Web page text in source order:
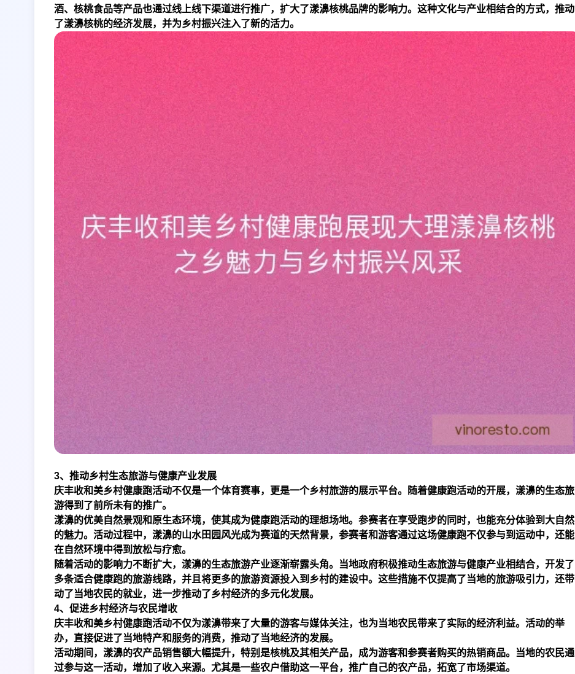
酒、核桃食品等产品也通过线上线下渠道进行推广，扩大了漾濞核桃品牌的影响力。这种文化与产业相结合的方式，推动
了漾濞核桃的经济发展，并为乡村振兴注入了新的活力。
3、推动乡村生态旅游与健康产业发展
庆丰收和美乡村健康跑活动不仅是一个体育赛事，更是一个乡村旅游的展示平台。随着健康跑活动的开展，漾濞的生态旅
游得到了前所未有的推广。
漾濞的优美自然景观和原生态环境，使其成为健康跑活动的理想场地。参赛者在享受跑步的同时，也能充分体验到大自然
的魅力。活动过程中，漾濞的山水田园风光成为赛道的天然背景，参赛者和游客通过这场健康跑不仅参与到运动中，还能
在自然环境中得到放松与疗愈。
随着活动的影响力不断扩大，漾濞的生态旅游产业逐渐崭露头角。当地政府积极推动生态旅游与健康产业相结合，开发了
多条适合健康跑的旅游线路，并且将更多的旅游资源投入到乡村的建设中。这些措施不仅提高了当地的旅游吸引力，还带
动了当地农民的就业，进一步推动了乡村经济的多元化发展。
4、促进乡村经济与农民增收
庆丰收和美乡村健康跑活动不仅为漾濞带来了大量的游客与媒体关注，也为当地农民带来了实际的经济利益。活动的举
办，直接促进了当地特产和服务的消费，推动了当地经济的发展。
活动期间，漾濞的农产品销售额大幅提升，特别是核桃及其相关产品，成为游客和参赛者购买的热销商品。当地的农民通
过参与这一活动，增加了收入来源。尤其是一些农户借助这一平台，推广自己的农产品，拓宽了市场渠道。